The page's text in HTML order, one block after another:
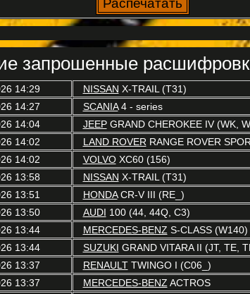
запрошенные
14:29 NISSAN X-TRAIL (T31)
14:27 SCANIA4 - series
14:04 JEEPGRAND CHEROKEE IV (WK,
14:02 LAND ROVERRANGE ROVER
14:02 VOLVOXC60 (156)
13:58 NISSAN X-TRAIL (T31)
13:51 HONDACR-V III (RE_)
13:50 AUDI 100 (44, 44Q, C3)
13:44 MERCEDES-BENZS-CLASS (W140)
13:44 SUZUKI GRAND VITARA II (JT, TE,
13:37 RENAULTTWINGO I (C06_)
13:37 MERCEDES-BENZACTROS